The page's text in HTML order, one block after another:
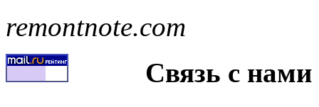
remontnote.com
Связь с